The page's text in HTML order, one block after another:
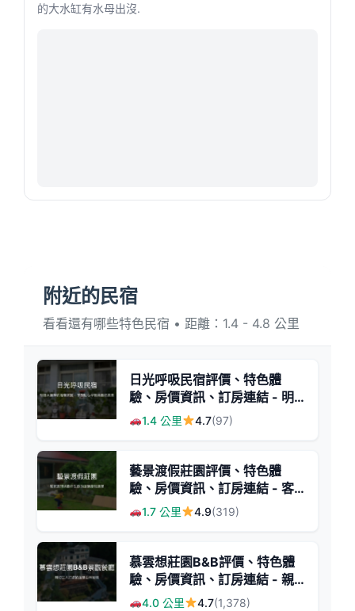
的大水缸有水母出沒.
附近的民宿
看看還有哪些特色民宿 • 距離：1.4 - 4.8 公里
日光呼吸民宿評價、特色體
驗、房價資訊、訂房連結 - 明
德水庫旁溫馨住宿
1.4 公里 4.7(97)
藝景渡假莊園評價、特色體
驗、房價資訊、訂房連結 - 客
家美食與自然生態度假
1.7 公里 4.9(319)
慕雲想莊園B&B評價、特色體
驗、房價資訊、訂房連結 - 親
子寵物友善山景民宿
4.0 公里 4.7(1,378)